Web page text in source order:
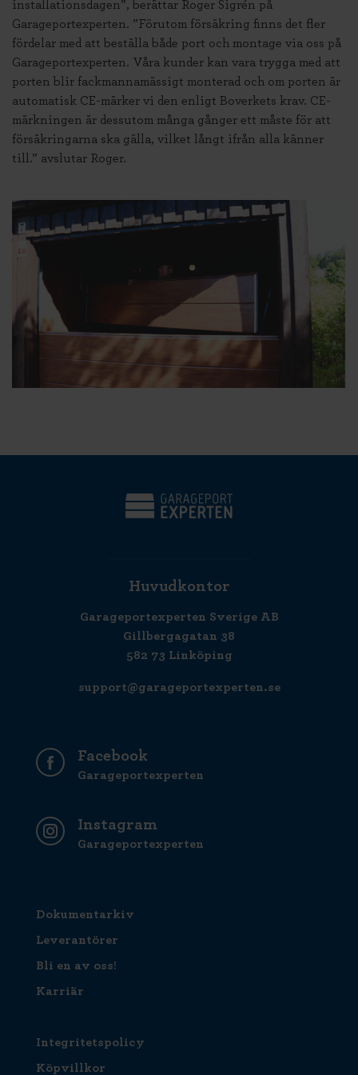
installationsdagen”, berättar Roger Sigrén på
Garageportexperten. ”Förutom försäkring finns det fler
fördelar med att beställa både port och montage via oss på
Garageportexperten. Våra kunder kan vara trygga med att
porten blir fackmannamässigt monterad och om porten är
automatisk CE-märker vi den enligt Boverkets krav. CE-
märkningen är dessutom många gånger ett måste för att
försäkringarna ska gälla, vilket långt ifrån alla känner
till.” avslutar Roger.
Huvudkontor
Garageportexperten Sverige AB
Gillbergagatan 38
582 73 Linköping
support@garageportexperten.se
Facebook
Garageportexperten
Instagram
Garageportexperten
Dokumentarkiv
Leverantörer
Bli en av oss!
Karriär
Integritetspolicy
Köpvillkor